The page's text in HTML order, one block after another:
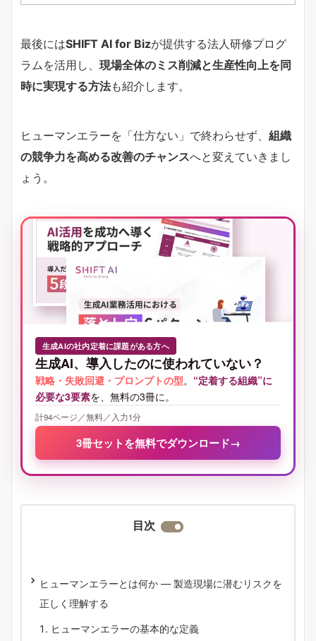
最後にはSHIFT AI for Bizが提供する法人研修プログ
ラムを活用し、 現場全体のミス削減と生産性向上を同
時に実現する方法も紹介します。
ヒューマンエラーを「仕方ない」で終わらせず、 組織
の競争力を高める改善のチャンスへと変えていきまし
ょう。
生成AIの社内定着に課題がある方へ
生成AI、導入したのに使われていない？
戦略・失敗回避・プロンプトの型。 “定着する組織”に
必要な3要素を、無料の3冊に。
計94ページ／無料／入力1分
3冊セットを無料でダウンロード→
目次
ヒューマンエラーとは何か ― 製造現場に潜むリスクを
正しく理解する
ヒューマンエラーの基本的な定義